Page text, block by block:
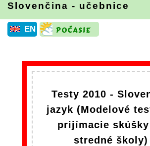
Slovenčina - učebnice
EN
Testy 2010 -
jazyk (Modelové
prijímacie
stredné školy)